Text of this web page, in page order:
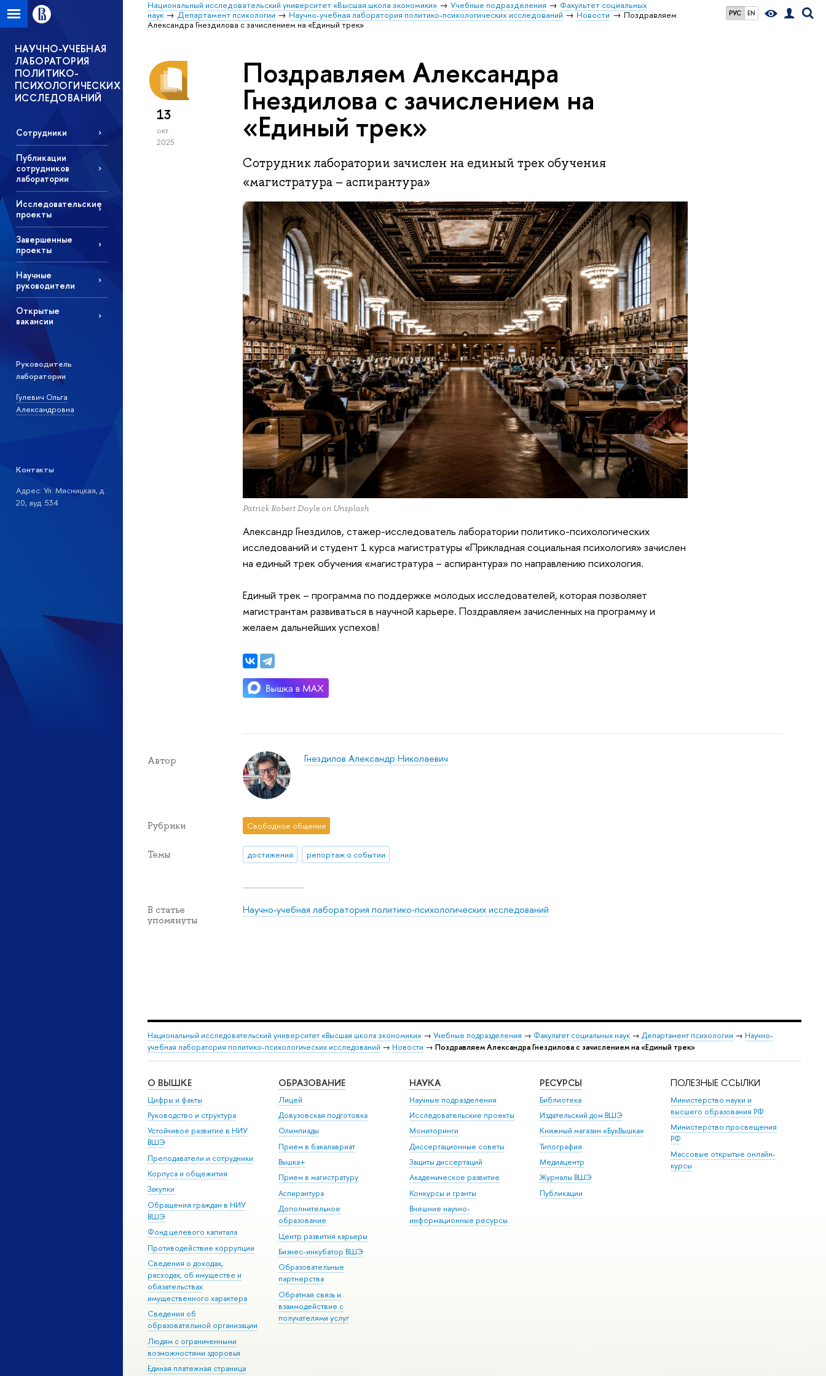
РУС EN
Национальный исследовательский университет «Высшая школа экономики» Учебные подразделения
Факультет социальных
наук
Департамент психологии Научно-учебная лаборатория политико-психологических исследований Новости
Поздравляем
Александра Гнездилова с зачислением на «Единый трек»
НАУЧНО-УЧЕБНАЯ
ЛАБОРАТОРИЯ
ПОЛИТИКО-
ПСИХОЛОГИЧЕСКИХ
ИССЛЕДОВАНИЙ
Сотрудники
Публикации
сотрудников
лаборатории
Исследовательские
проекты
Завершенные
проекты
Научные
руководители
Открытые
вакансии
Руководитель
лаборатории
Гулевич Ольга
Александровна
Контакты
Адрес: Ул. Мясницкая, д.
20, ауд. 534
13
окт
2025
Поздравляем Александра
Гнездилова с зачислением на
«Единый трек»
Сотрудник лаборатории зачислен на единый трек обучения
«магистратура – аспирантура»
Patrick Robert Doyle on Unsplash
Александр Гнездилов, стажер-исследователь лаборатории политико-психологических
исследований и студент 1 курса магистратуры «Прикладная социальная психология» зачислен
на единый трек обучения «магистратура – аспирантура» по направлению психология.
Единый трек – программа по поддержке молодых исследователей, которая позволяет
магистрантам развиваться в научной карьере. Поздравляем зачисленных на программу и
желаем дальнейших успехов!
Автор Гнездилов Александр Николаевич
Рубрики Свободное общение
Темы достижения репортаж о событии
В статье
упомянуты
Научно-учебная лаборатория политико-психологических исследований
Национальный исследовательский университет «Высшая школа экономики» → Учебные подразделения → Факультет социальных наук → Департамент психологии → Научно-
учебная лаборатория политико-психологических исследований → Новости → Поздравляем Александра Гнездилова с зачислением на «Единый трек»
О ВЫШКЕ
Цифры и факты
Руководство и структура
Устойчивое развитие в НИУ
ВШЭ
Преподаватели и сотрудники
Корпуса и общежития
Закупки
Обращения граждан в НИУ
ВШЭ
Фонд целевого капитала
Противодействие коррупции
Сведения о доходах,
расходах, об имуществе и
обязательствах
имущественного характера
Сведения об
образовательной организации
Людям с ограниченными
возможностями здоровья
Единая платежная страница
ОБРАЗОВАНИЕ
Лицей
Довузовская подготовка
Олимпиады
Прием в бакалавриат
Вышка+
Прием в магистратуру
Аспирантура
Дополнительное
образование
Центр развития карьеры
Бизнес-инкубатор ВШЭ
Образовательные
партнерства
Обратная связь и
взаимодействие с
получателями услуг
НАУКА
Научные подразделения
Исследовательские проекты
Мониторинги
Диссертационные советы
Защиты диссертаций
Академическое развитие
Конкурсы и гранты
Внешние научно-
информационные ресурсы
РЕСУРСЫ
Библиотека
Издательский дом ВШЭ
Книжный магазин «БукВышка»
Типография
Медиацентр
Журналы ВШЭ
Публикации
ПОЛЕЗНЫЕ ССЫЛКИ
Министерство науки и
высшего образования РФ
Министерство просвещения
РФ
Массовые открытые онлайн-
курсы